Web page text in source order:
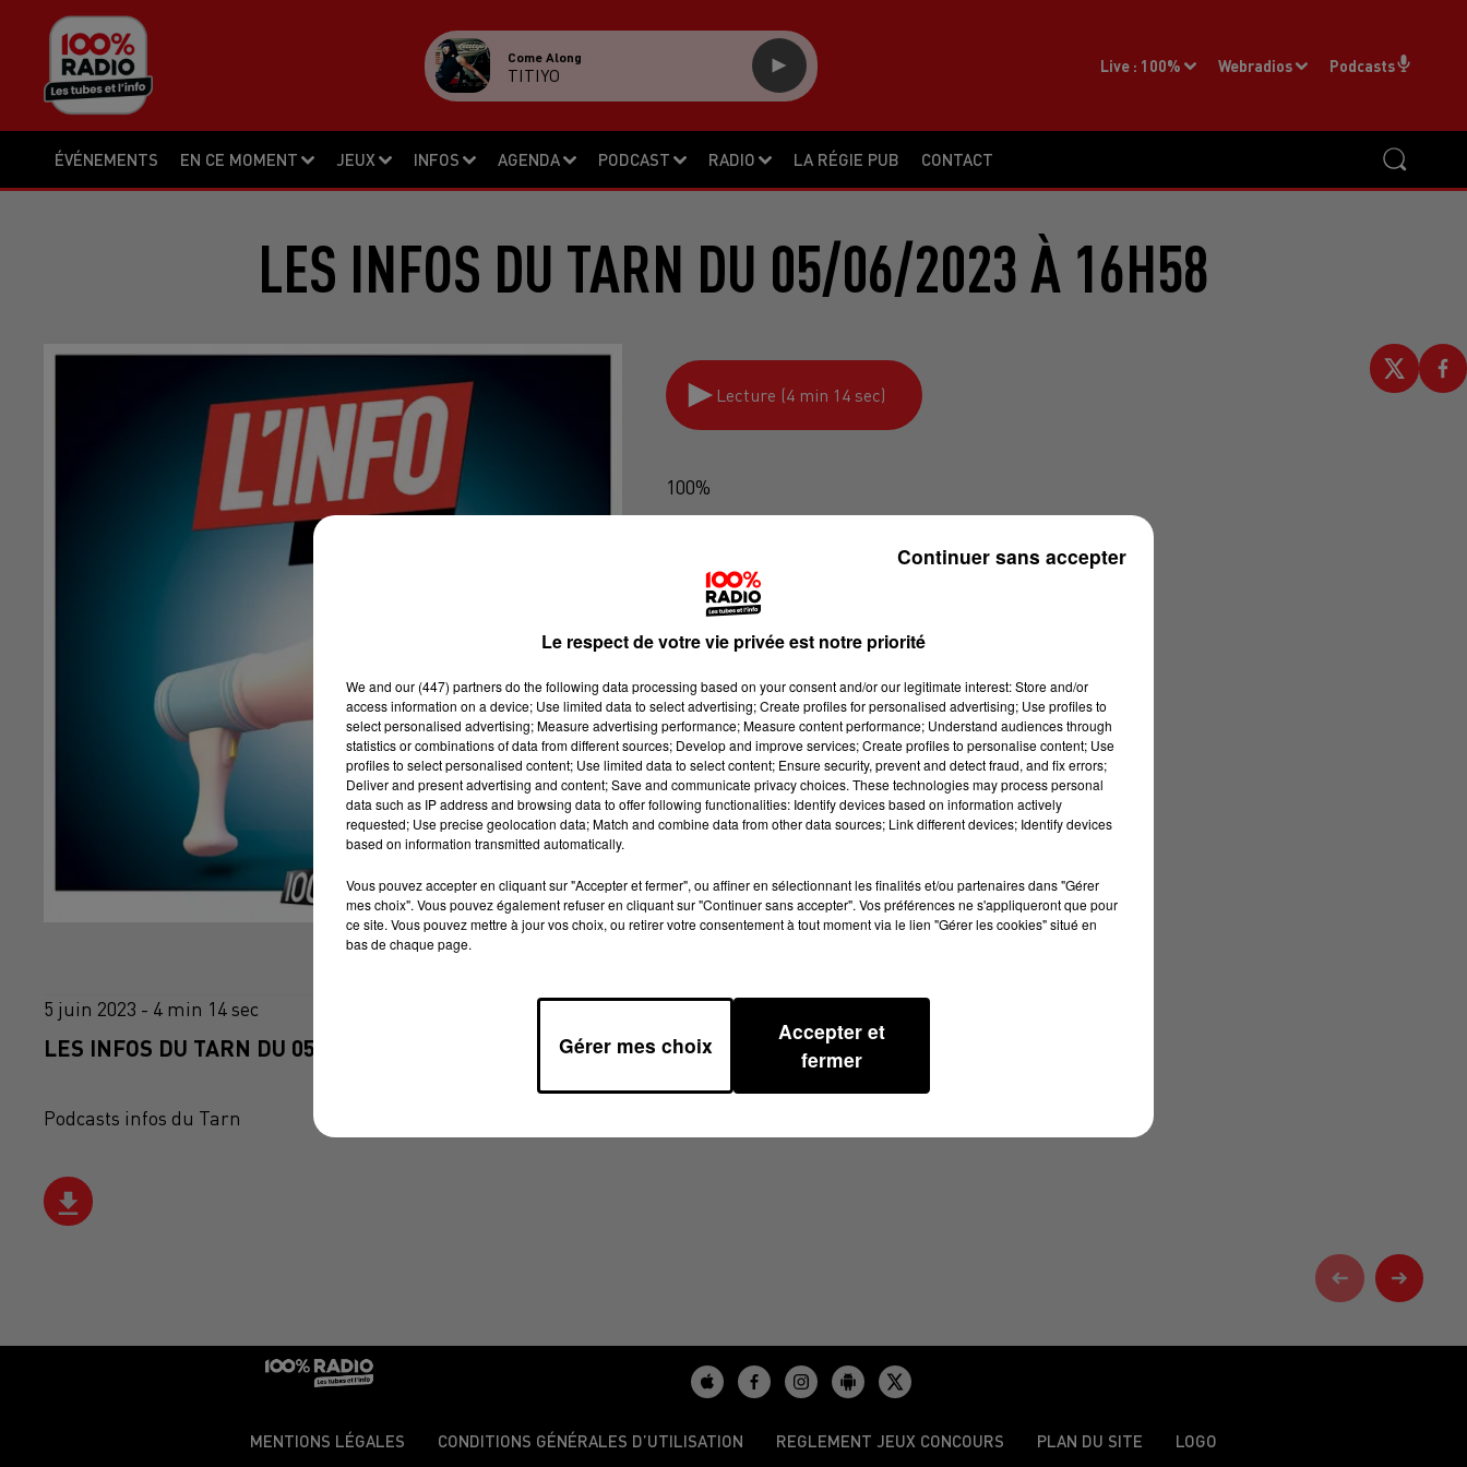
ÉVÉNEMENTS EN CE MOMENT JEUX INFOS AGENDA PODCAST RADIO LA RÉGIE PUB CONTACT
Live : 100% Webradios Podcasts
Come Along
TITIYO
LES INFOS DU TARN DU 05/06/2023 À 16H58
Lecture (4 min 14 sec)
100%
5 juin 2023 - 4 min 14 sec
LES INFOS DU TARN DU 05/06/2023 À 16H58
Podcasts infos du Tarn
MENTIONS LÉGALES CONDITIONS GÉNÉRALES D’UTILISATION REGLEMENT JEUX CONCOURS PLAN DU SITE LOGO
Le respect de votre vie privée est notre priorité
We and our (447) partnersdo the following data processing based on your consent and/or our legitimate interest: Store and/or
access information on a device; Use limited data to select advertising; Create profiles for personalised advertising; Use profiles to
select personalised advertising; Measure advertising performance; Measure content performance; Understand audiences through
statistics or combinations of data from different sources; Develop and improve services; Create profiles to personalise content; Use
profiles to select personalised content; Use limited data to select content; Ensure security, prevent and detect fraud, and fix errors;
Deliver and present advertising and content; Save and communicate privacy choices. These technologies may process personal
data such as IP address and browsing data to offer following functionalities: Identify devices based on information actively
requested; Use precise geolocation data; Match and combine data from other data sources; Link different devices; Identify devices
based on information transmitted automatically.
Vous pouvez accepter en cliquant sur "Accepter et fermer", ou affiner en sélectionnant les finalités et/ou partenaires dans "Gérer
mes choix". Vous pouvez également refuser en cliquant sur "Continuer sans accepter". Vos préférences ne s'appliqueront que pour
ce site. Vous pouvez mettre à jour vos choix, ou retirer votre consentement à tout moment via le lien "Gérer les cookies" situé en
bas de chaque page.
Gérer mes choix
Accepter et
fermer
Continuer sans accepter